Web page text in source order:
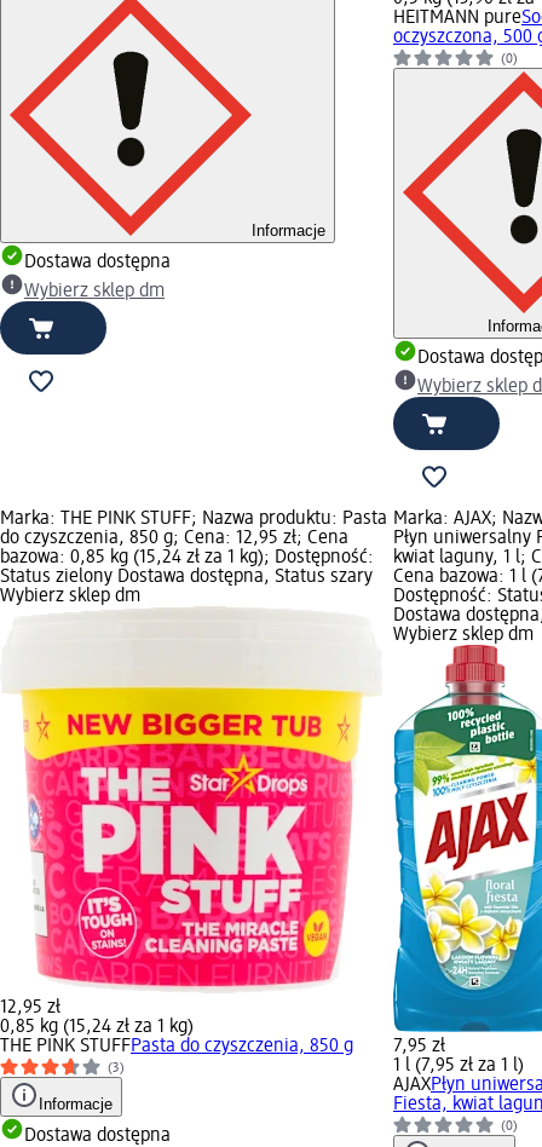
Informacje
Dostawa dostępna
Wybierz sklep dm
HEITMANN pure
oczyszczona, 500
(0)
Dostawa
Wybierz sklep
Marka: THE PINK STUFF; Nazwa produktu: Pasta
do czyszczenia, 850 g; Cena: 12,95 zł; Cena
bazowa: 0,85 kg (15,24 zł za 1 kg); Dostępność:
Status zielony Dostawa dostępna, Status szary
Wybierz sklep dm
12,95 zł
0,85 kg (15,24 zł za 1 kg)
THE PINK STUFFPasta do czyszczenia, 850 g
(3)
Informacje
Dostawa dostępna
Marka: AJAX;
Płyn uniwersalny
kwiat laguny, 1 l;
Cena bazowa: 1 l
Dostępność:
Dostawa
Wybierz sklep dm
7,95 zł
1 l (7,95 zł za 1 l)
AJAXPłyn
Fiesta, kwiat
(0)